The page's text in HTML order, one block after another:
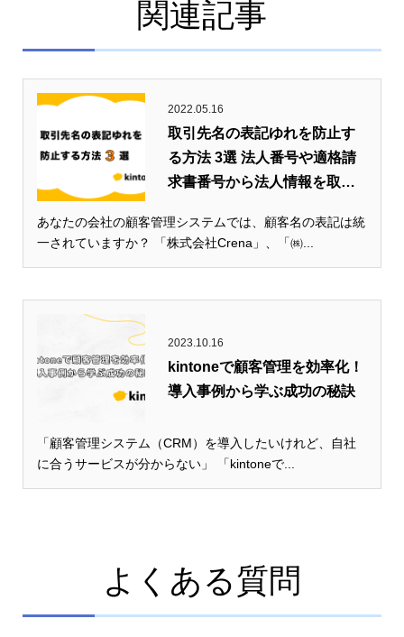
関連記事
2022.05.16
取引先名の表記ゆれを防止す
る方法 3選 法人番号や適格請
求書番号から法人情報を取得
あなたの会社の顧客管理システムでは、顧客名の表記は統
一されていますか？ 「株式会社Crena」、「㈱...
2023.10.16
kintoneで顧客管理を効率化！
導入事例から学ぶ成功の秘訣
「顧客管理システム（CRM）を導入したいけれど、自社
に合うサービスが分からない」 「kintoneで...
よくある質問